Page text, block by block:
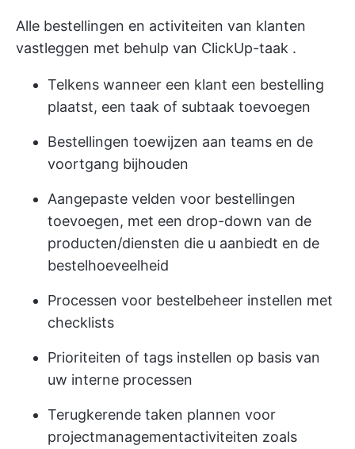
Alle bestellingen en activiteiten van klanten
vastleggen met behulp van ClickUp-taak .
Telkens wanneer een klant een bestelling
plaatst, een taak of subtaak toevoegen
Bestellingen toewijzen aan teams en de
voortgang bijhouden
Aangepaste velden voor bestellingen
toevoegen, met een drop-down van de
producten/diensten die u aanbiedt en de
bestelhoeveelheid
Processen voor bestelbeheer instellen met
checklists
Prioriteiten of tags instellen op basis van
uw interne processen
Terugkerende taken plannen voor
projectmanagementactiviteiten zoals